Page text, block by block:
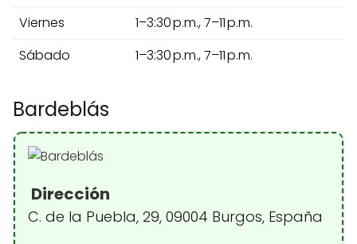
Viernes
1–3:30 p.m., 7–11 p.m.
Sábado
1–3:30 p.m., 7–11 p.m.
Bardeblás
Dirección
C. de la Puebla, 29, 09004 Burgos, España